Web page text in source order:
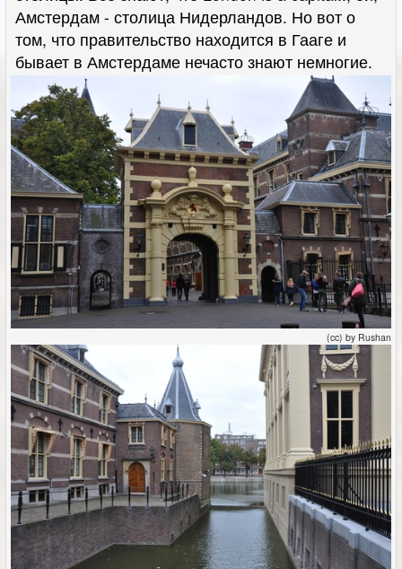
Амстердам - столица Нидерландов. Но вот о
том, что правительство находится в Гааге и
бывает в Амстердаме нечасто знают немногие.
(cc) by Rushan